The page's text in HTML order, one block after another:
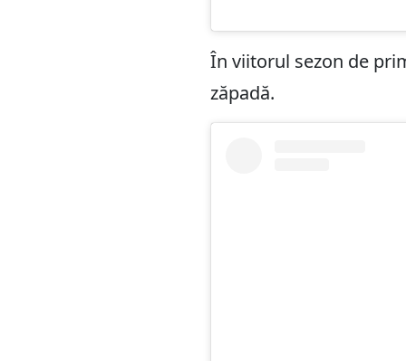
În viitorul sezon de
zăpadă.